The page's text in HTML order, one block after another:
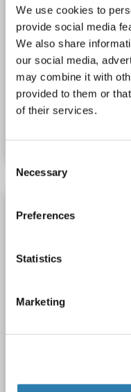
We use cookies to
provide social media
We also share
our social media,
may combine it with
provided to them or
of their services.
Selection
Necessary
Preferences
Statistics
Marketing
WB, ELISA, IF (cc), IF (p),
Polyclonal
1 reference
N° du produit
IL15RA anticorps